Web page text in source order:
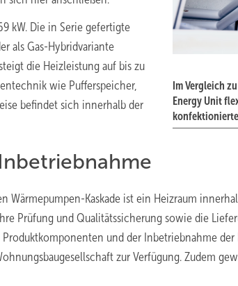
Im Vergleich
Energy Unit
kW. Die in Serie gefertigte
als Gas-Hybridvariante
die Heizleistung auf bis zu
wie Pufferspeicher,
befindet sich innerhalb der
Wärmepumpen-Kaskade ist ein Heizraum
Prüfung und Qualitätssicherung sowie die
und der Inbetriebnahme
zur Verfügung. Zudem